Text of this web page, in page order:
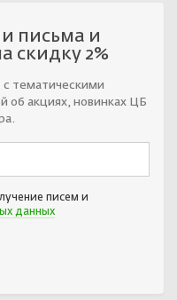
письма и
скидку 2%
тематическими
об акциях, новинках ЦБ
писем и
данных